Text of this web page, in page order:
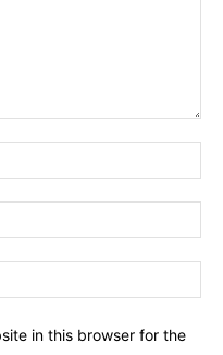
in this browser for the